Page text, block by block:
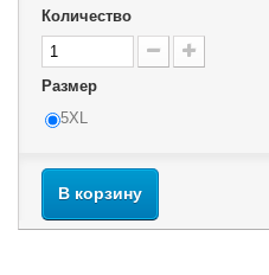
Количество
Размер
5XL
В корзину